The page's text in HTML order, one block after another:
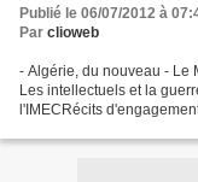
Publié le 06/07/2012 à
Par clioweb
- Algérie, du nouveau - Le
Les intellectuels et la
l'IMECRécits